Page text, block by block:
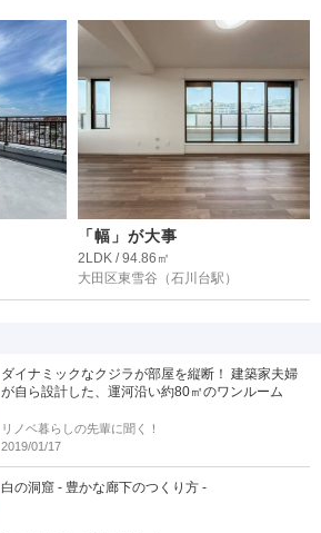
「幅」が大事
2LDK / 94.86㎡
大田区東雪谷 （石川台駅）
ダイナミックなクジラが部屋を縦断！ 建築家夫婦
が自ら設計した、運河沿い約80㎡のワンルーム
リノベ暮らしの先輩に聞く！
2019/01/17
白の洞窟 - 豊かな廊下のつくり方 -